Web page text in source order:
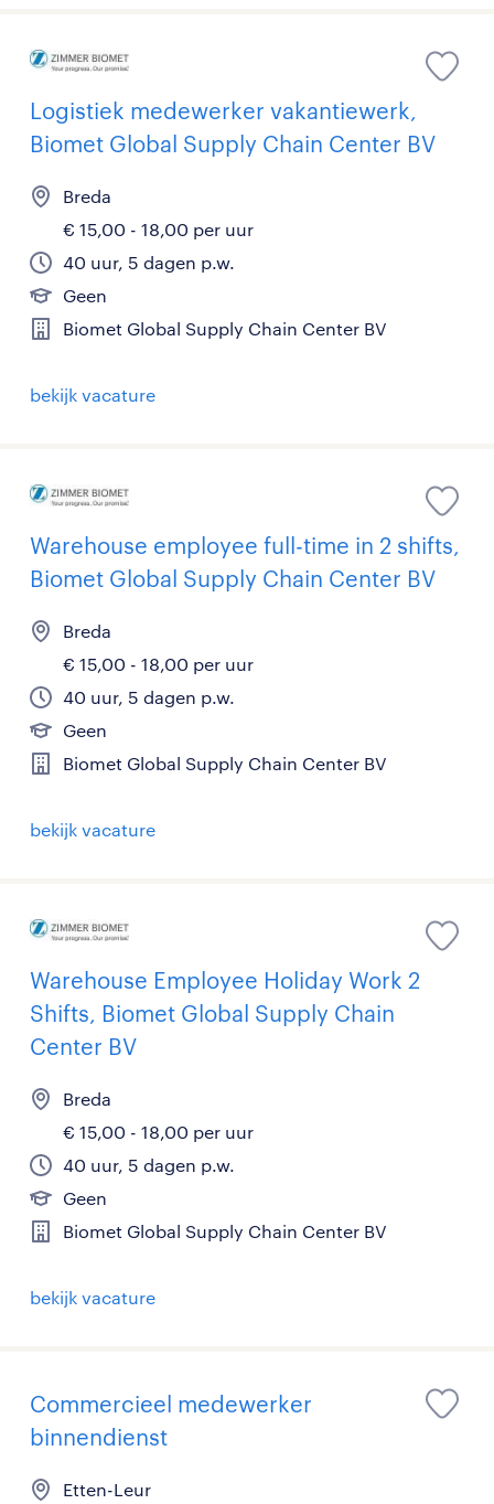
Logistiek medewerker vakantiewerk,
Biomet Global Supply Chain Center BV
Breda
€ 15,00 - 18,00 per uur
40 uur, 5 dagen p.w.
Geen
Biomet Global Supply Chain Center BV
bekijk vacature
Warehouse employee full-time in 2 shifts,
Biomet Global Supply Chain Center BV
Breda
€ 15,00 - 18,00 per uur
40 uur, 5 dagen p.w.
Geen
Biomet Global Supply Chain Center BV
bekijk vacature
Warehouse Employee Holiday Work 2
Shifts, Biomet Global Supply Chain
Center BV
Breda
€ 15,00 - 18,00 per uur
40 uur, 5 dagen p.w.
Geen
Biomet Global Supply Chain Center BV
bekijk vacature
Commercieel medewerker
binnendienst
Etten-Leur